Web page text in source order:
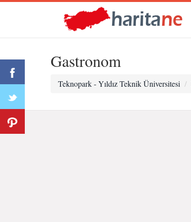
Gastronom
Teknopark - Yıldız Teknik Üniversitesi